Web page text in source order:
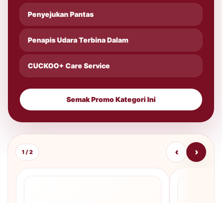
Penyejukan Pantas
Penapis Udara Terbina Dalam
CUCKOO+ Care Service
Semak Promo Kategori Ini
1 / 2 ‹ ›